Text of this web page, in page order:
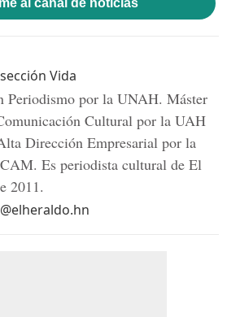
al canal de noticias
Vida
Periodismo por la UNAH. Máster
Cultural por la UAH
Dirección Empresarial por la
Es periodista cultural de El
2011.